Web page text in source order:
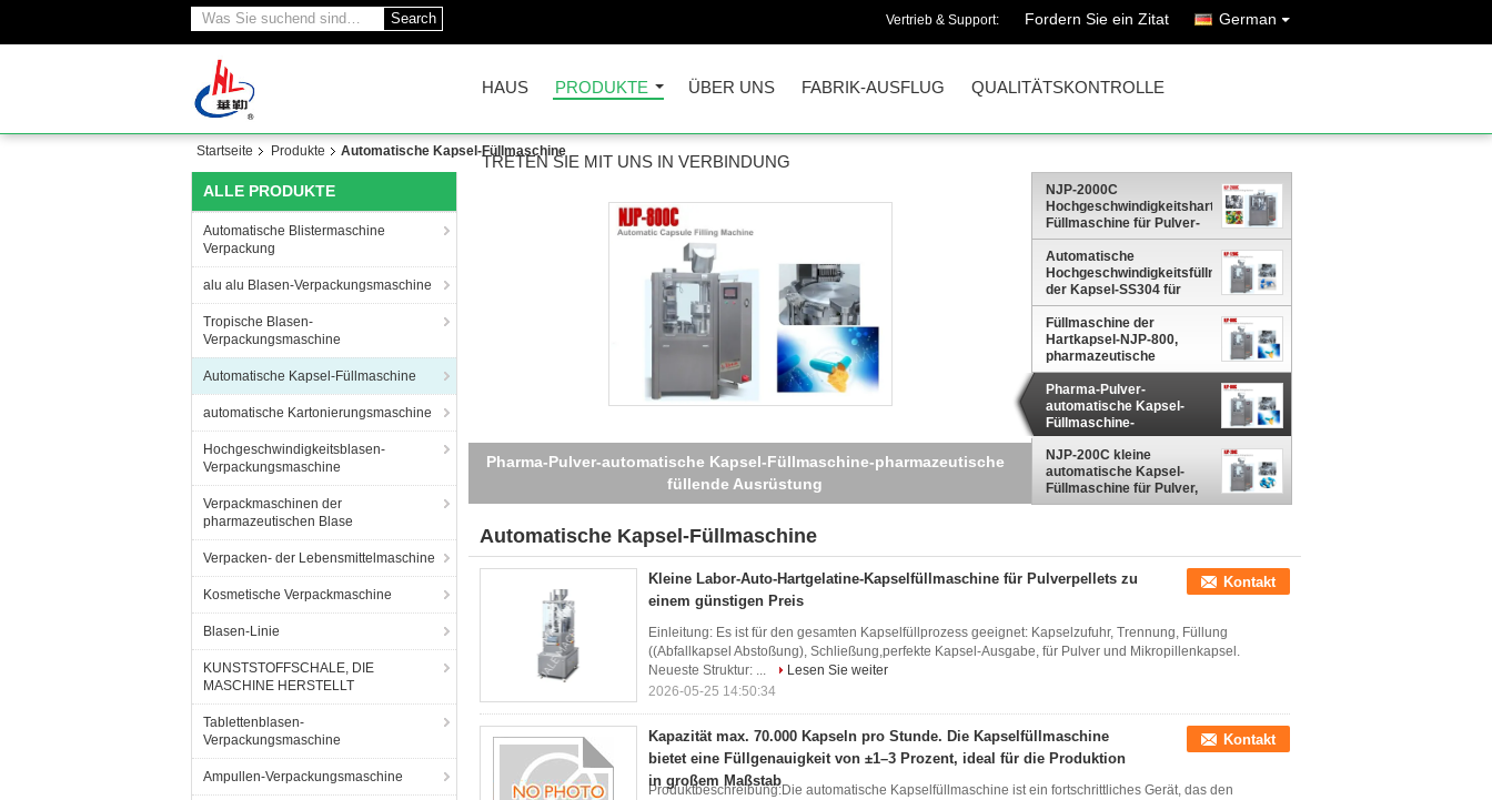
Search Vertrieb & Support: Fordern Sie ein Zitat German
HAUS PRODUKTE ÜBER UNS FABRIK-AUSFLUG QUALITÄTSKONTROLLE
TRETEN SIE MIT UNS IN VERBINDUNG
Startseite Produkte Automatische Kapsel-Füllmaschine
ALLE PRODUKTE
Automatische Blistermaschine
Verpackung
alu alu Blasen-Verpackungsmaschine
Tropische Blasen-
Verpackungsmaschine
Automatische Kapsel-Füllmaschine
automatische Kartonierungsmaschine
Hochgeschwindigkeitsblasen-
Verpackungsmaschine
Verpackmaschinen der
pharmazeutischen Blase
Verpacken- der Lebensmittelmaschine
Kosmetische Verpackmaschine
Blasen-Linie
KUNSTSTOFFSCHALE, DIE
MASCHINE HERSTELLT
Tablettenblasen-
Verpackungsmaschine
Ampullen-Verpackungsmaschine
NJP-200C kleine automatische Kapsel-Füllmaschine für Pulver, 12000
Kapseln/Stunde
NJP-2000C
Hochgeschwindigkeitshartkapsel-
Füllmaschine für Pulver-
oder Körnchen-Füllung
Automatische
Hochgeschwindigkeitsfüllmaschine
der Kapsel-SS304 für
Ertrag 72000 Kapseln pro
Stunde
Füllmaschine der
Hartkapsel-NJP-800,
pharmazeutische
Selbstkapsel-
Füllmaschine
Pharma-Pulver-
automatische Kapsel-
Füllmaschine-
pharmazeutische füllende
Ausrüstung
NJP-200C kleine
automatische Kapsel-
Füllmaschine für Pulver,
12000 Kapseln/Stunde
Automatische Kapsel-Füllmaschine
Kleine Labor-Auto-Hartgelatine-Kapselfüllmaschine für Pulverpellets zu
einem günstigen Preis
Kontakt
Einleitung: Es ist für den gesamten Kapselfüllprozess geeignet: Kapselzufuhr, Trennung, Füllung
((Abfallkapsel Abstoßung), Schließung,perfekte Kapsel-Ausgabe, für Pulver und Mikropillenkapsel.
Neueste Struktur: ...
Lesen Sie weiter
2026-05-25 14:50:34
Kapazität max. 70.000 Kapseln pro Stunde. Die Kapselfüllmaschine
bietet eine Füllgenauigkeit von ±1–3 Prozent, ideal für die Produktion
in großem Maßstab
Kontakt
Produktbeschreibung:Die automatische Kapselfüllmaschine ist ein fortschrittliches Gerät, das den